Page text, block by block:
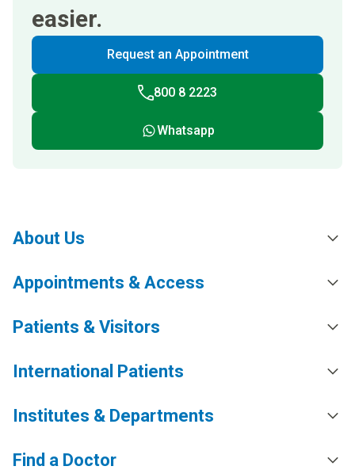
easier.
Request an Appointment
800 8 2223
Whatsapp
About Us
Appointments & Access
Patients & Visitors
International Patients
Institutes & Departments
Find a Doctor